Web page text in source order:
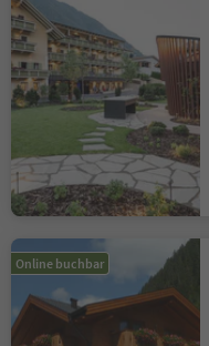
Online buchbar